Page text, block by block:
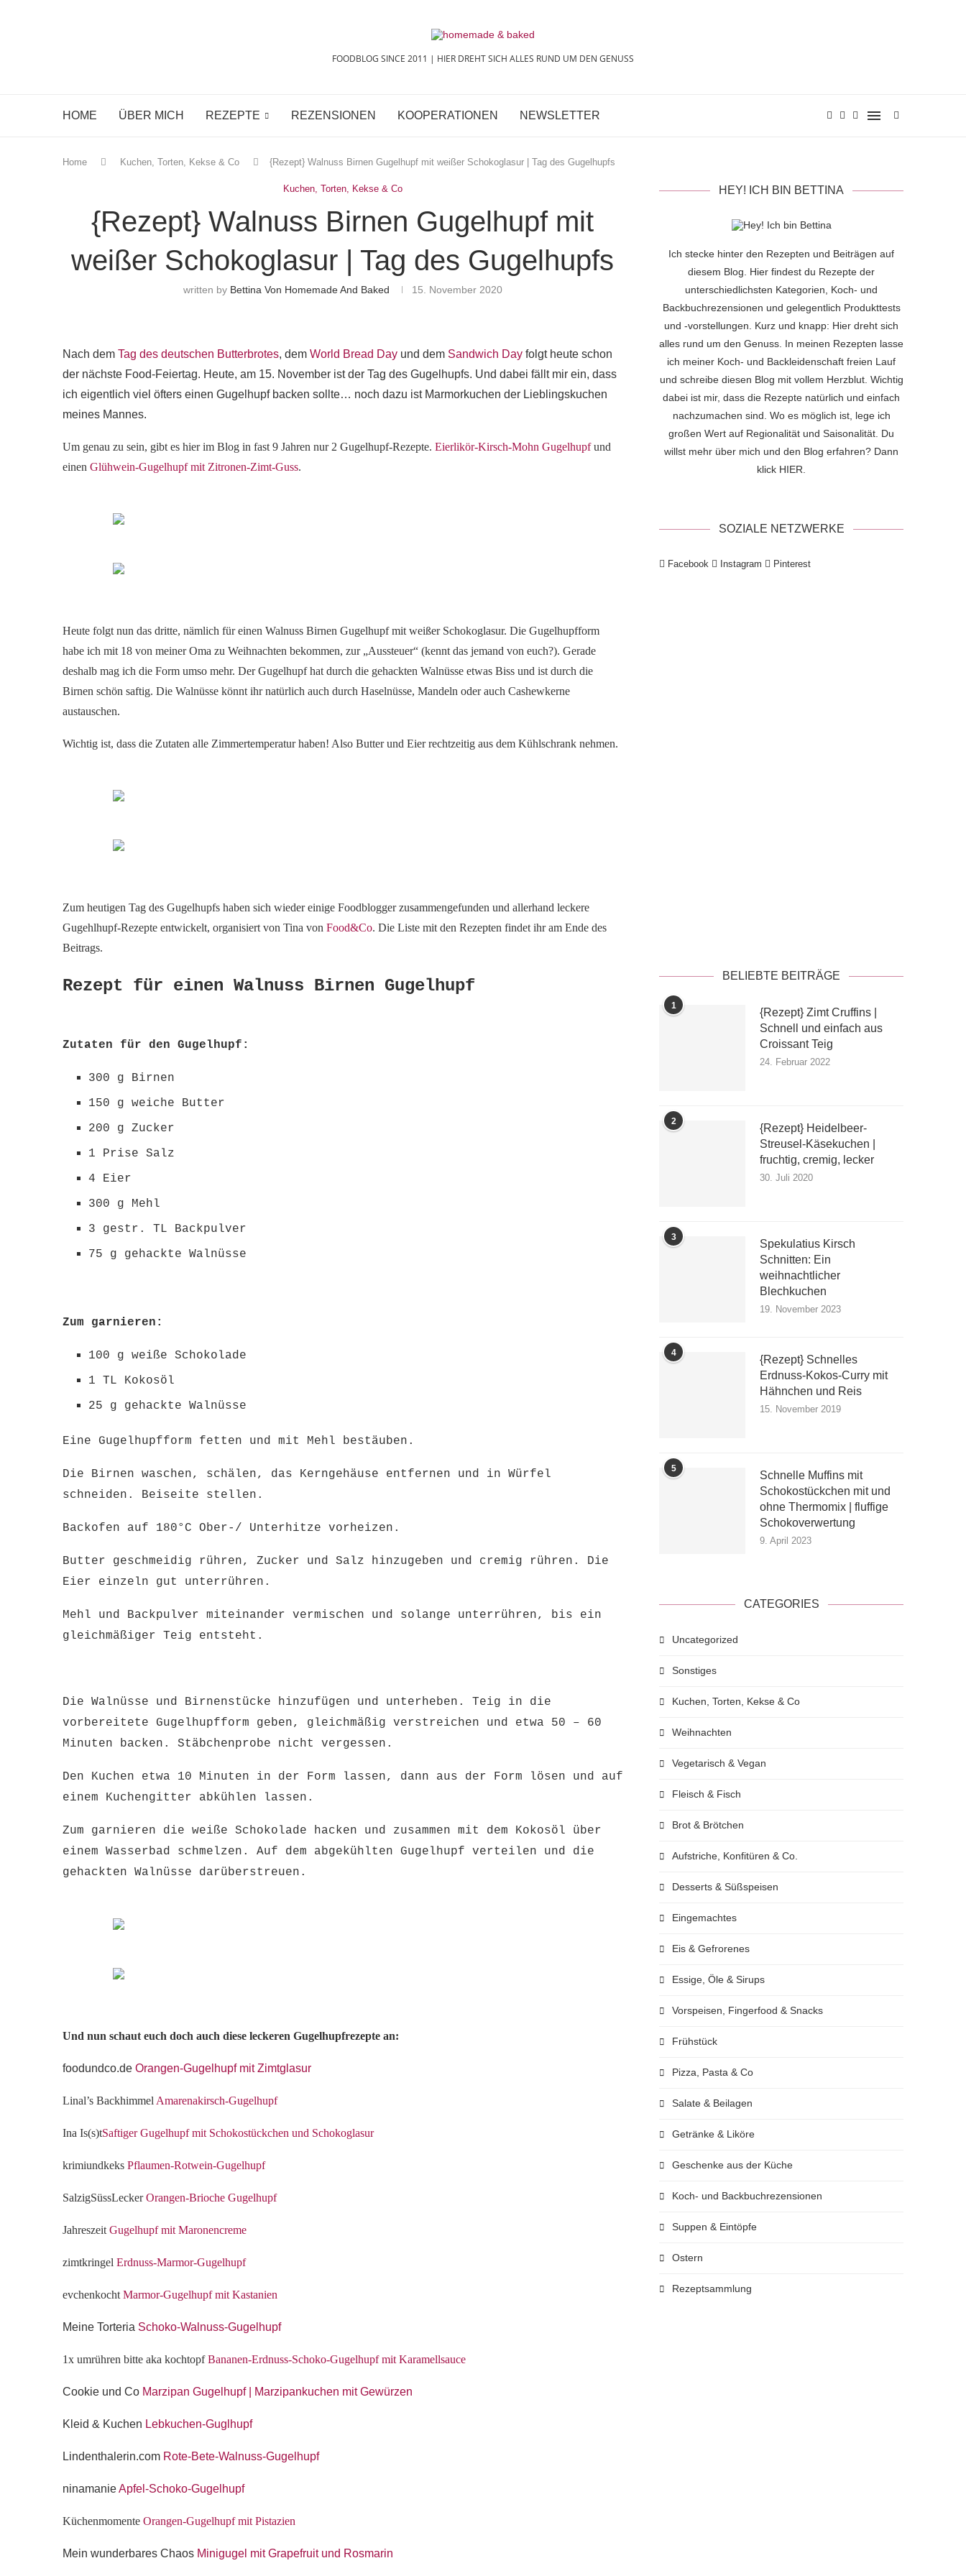
FOODBLOG SINCE 2011 | HIER DREHT SICH ALLES RUND UM DEN GENUSS
HOME ÜBER MICH REZEPTE REZENSIONEN KOOPERATIONEN NEWSLETTER
Home Kuchen, Torten, Kekse & Co {Rezept} Walnuss Birnen Gugelhupf mit weißer Schokoglasur | Tag des Gugelhupfs
Kuchen, Torten, Kekse & Co
{Rezept} Walnuss Birnen Gugelhupf mit
weißer Schokoglasur | Tag des Gugelhupfs
written by Bettina Von Homemade And Baked 15. November 2020
Nach dem Tag des deutschen Butterbrotes, dem World Bread Day und dem Sandwich Day folgt heute schon
der nächste Food-Feiertag. Heute, am 15. November ist der Tag des Gugelhupfs. Und dabei fällt mir ein, dass
ich eigentlich viel öfters einen Gugelhupf backen sollte… noch dazu ist Marmorkuchen der Lieblingskuchen
meines Mannes.
Um genau zu sein, gibt es hier im Blog in fast 9 Jahren nur 2 Gugelhupf-Rezepte. Eierlikör-Kirsch-Mohn Gugelhupfund
einen Glühwein-Gugelhupf mit Zitronen-Zimt-Guss.
Heute folgt nun das dritte, nämlich für einen Walnuss Birnen Gugelhupf mit weißer Schokoglasur. Die Gugelhupfform
habe ich mit 18 von meiner Oma zu Weihnachten bekommen, zur „Aussteuer“ (kennt das jemand von euch?). Gerade
deshalb mag ich die Form umso mehr. Der Gugelhupf hat durch die gehackten Walnüsse etwas Biss und ist durch die
Birnen schön saftig. Die Walnüsse könnt ihr natürlich auch durch Haselnüsse, Mandeln oder auch Cashewkerne
austauschen.
Wichtig ist, dass die Zutaten alle Zimmertemperatur haben! Also Butter und Eier rechtzeitig aus dem Kühlschrank nehmen.
Zum heutigen Tag des Gugelhupfs haben sich wieder einige Foodblogger zusammengefunden und allerhand leckere
Gugehlhupf-Rezepte entwickelt, organisiert von Tina von Food&Co. Die Liste mit den Rezepten findet ihr am Ende des
Beitrags.
Rezept für einen Walnuss Birnen Gugelhupf
Zutaten für den Gugelhupf:
300 g Birnen
150 g weiche Butter
200 g Zucker
1 Prise Salz
4 Eier
300 g Mehl
3 gestr. TL Backpulver
75 g gehackte Walnüsse
Zum garnieren:
100 g weiße Schokolade
1 TL Kokosöl
25 g gehackte Walnüsse
Eine Gugelhupfform fetten und mit Mehl bestäuben.
Die Birnen waschen, schälen, das Kerngehäuse entfernen und in Würfel
schneiden. Beiseite stellen.
Backofen auf 180°C Ober-/ Unterhitze vorheizen.
Butter geschmeidig rühren, Zucker und Salz hinzugeben und cremig rühren. Die
Eier einzeln gut unterrühren.
Mehl und Backpulver miteinander vermischen und solange unterrühren, bis ein
gleichmäßiger Teig entsteht.
Die Walnüsse und Birnenstücke hinzufügen und unterheben. Teig in die
vorbereitete Gugelhupfform geben, gleichmäßig verstreichen und etwa 50 – 60
Minuten backen. Stäbchenprobe nicht vergessen.
Den Kuchen etwa 10 Minuten in der Form lassen, dann aus der Form lösen und auf
einem Kuchengitter abkühlen lassen.
Zum garnieren die weiße Schokolade hacken und zusammen mit dem Kokosöl über
einem Wasserbad schmelzen. Auf dem abgekühlten Gugelhupf verteilen und die
gehackten Walnüsse darüberstreuen.
Und nun schaut euch doch auch diese leckeren Gugelhupfrezepte an:
foodundco.de Orangen-Gugelhupf mit Zimtglasur
Linal’s Backhimmel Amarenakirsch-Gugelhupf
Ina Is(s)tSaftiger Gugelhupf mit Schokostückchen und Schokoglasur
krimiundkeks Pflaumen-Rotwein-Gugelhupf
SalzigSüssLeckerOrangen-Brioche Gugelhupf
Jahreszeit Gugelhupf mit Maronencreme
zimtkringel Erdnuss-Marmor-Gugelhupf
evchenkocht Marmor-Gugelhupf mit Kastanien
Meine Torteria Schoko-Walnuss-Gugelhupf
1x umrühren bitte aka kochtopfBananen-Erdnuss-Schoko-Gugelhupf mit Karamellsauce
Cookie und Co Marzipan Gugelhupf | Marzipankuchen mit Gewürzen
Kleid & Kuchen Lebkuchen-Guglhupf
Lindenthalerin.com Rote-Bete-Walnuss-Gugelhupf
ninamanieApfel-Schoko-Gugelhupf
Küchenmomente Orangen-Gugelhupf mit Pistazien
Mein wunderbares Chaos Minigugel mit Grapefruit und Rosmarin
HEY! ICH BIN BETTINA
Ich stecke hinter den Rezepten und Beiträgen auf
diesem Blog. Hier findest du Rezepte der
unterschiedlichsten Kategorien, Koch- und
Backbuchrezensionen und gelegentlich Produkttests
und -vorstellungen. Kurz und knapp: Hier dreht sich
alles rund um den Genuss. In meinen Rezepten lasse
ich meiner Koch- und Backleidenschaft freien Lauf
und schreibe diesen Blog mit vollem Herzblut. Wichtig
dabei ist mir, dass die Rezepte natürlich und einfach
nachzumachen sind. Wo es möglich ist, lege ich
großen Wert auf Regionalität und Saisonalität. Du
willst mehr über mich und den Blog erfahren? Dann
klick HIER
SOZIALE NETZWERKE
Facebook Instagram Pinterest
BELIEBTE BEITRÄGE
1
{Rezept} Zimt Cruffins |
Schnell und einfach aus
Croissant Teig
24. Februar 2022
2
{Rezept} Heidelbeer-
Streusel-Käsekuchen |
fruchtig, cremig, lecker
30. Juli 2020
3
Spekulatius Kirsch
Schnitten: Ein
weihnachtlicher
Blechkuchen
19. November 2023
4
{Rezept} Schnelles
Erdnuss-Kokos-Curry mit
Hähnchen und Reis
15. November 2019
5
Schnelle Muffins mit
Schokostückchen mit und
ohne Thermomix | fluffige
Schokoverwertung
9. April 2023
CATEGORIES
Uncategorized
Sonstiges
Kuchen, Torten, Kekse & Co
Weihnachten
Vegetarisch & Vegan
Fleisch & Fisch
Brot & Brötchen
Aufstriche, Konfitüren & Co.
Desserts & Süßspeisen
Eingemachtes
Eis & Gefrorenes
Essige, Öle & Sirups
Vorspeisen, Fingerfood & Snacks
Frühstück
Pizza, Pasta & Co
Salate & Beilagen
Getränke & Liköre
Geschenke aus der Küche
Koch- und Backbuchrezensionen
Suppen & Eintöpfe
Ostern
Rezeptsammlung